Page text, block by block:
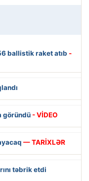
ballistik raket atıb -
göründü - VİDEO
— TARİXLƏR
təbrik etdi